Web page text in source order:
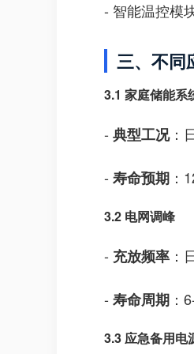
- 智能温控模
三、不同
3.1 家庭储能系
- 典型工况：
- 寿命预期 ：
3.2 电网调峰
- 充放频率 ：
- 寿命周期 ：
3.3 应急备用电